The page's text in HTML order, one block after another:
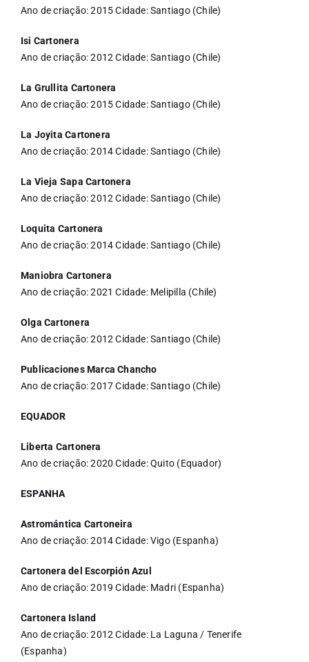
Ano de criação: 2015 Cidade: Santiago (Chile)
Isi Cartonera
Ano de criação: 2012 Cidade: Santiago (Chile)
La Grullita Cartonera
Ano de criação: 2015 Cidade: Santiago (Chile)
La Joyita Cartonera
Ano de criação: 2014 Cidade: Santiago (Chile)
La Vieja Sapa Cartonera
Ano de criação: 2012 Cidade: Santiago (Chile)
Loquita Cartonera
Ano de criação: 2014 Cidade: Santiago (Chile)
Maniobra Cartonera
Ano de criação: 2021 Cidade: Melipilla (Chile)
Olga Cartonera
Ano de criação: 2012 Cidade: Santiago (Chile)
Publicaciones Marca Chancho
Ano de criação: 2017 Cidade: Santiago (Chile)
EQUADOR
Liberta Cartonera
Ano de criação: 2020 Cidade: Quito (Equador)
ESPANHA
Astromántica Cartoneira
Ano de criação: 2014 Cidade: Vigo (Espanha)
Cartonera del Escorpión Azul
Ano de criação: 2019 Cidade: Madri (Espanha)
Cartonera Island
Ano de criação: 2012 Cidade: La Laguna / Tenerife
(Espanha)